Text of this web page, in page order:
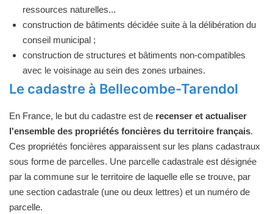
ressources naturelles...
construction de bâtiments décidée suite à la délibération du
conseil municipal ;
construction de structures et bâtiments non-compatibles
avec le voisinage au sein des zones urbaines.
Le cadastre à Bellecombe-Tarendol
En France, le but du cadastre est de recenser et actualiser
l'ensemble des propriétés foncières du territoire français.
Ces propriétés foncières apparaissent sur les plans cadastraux
sous forme de parcelles. Une parcelle cadastrale est désignée
par la commune sur le territoire de laquelle elle se trouve, par
une section cadastrale (une ou deux lettres) et un numéro de
parcelle.